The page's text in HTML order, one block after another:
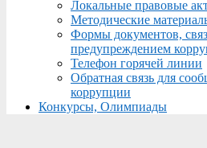
Локальные правовые
Методические
Формы документов,
предупреждением
Телефон горячей линии
Обратная связь для
коррупции
Конкурсы, Олимпиады